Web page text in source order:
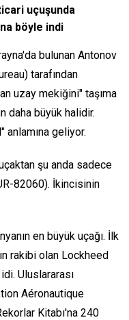
uçuşunda
böyle indi
bulunan Antonov
tarafından
uzay mekiğini" taşıma
daha büyük halidir.
anlamına geliyor.
uçaktan şu anda sadece
82060). İkincisinin
en büyük uçağı. İlk
rakibi olan Lockheed
Uluslararası
Aéronautique
Kitabı'na 240